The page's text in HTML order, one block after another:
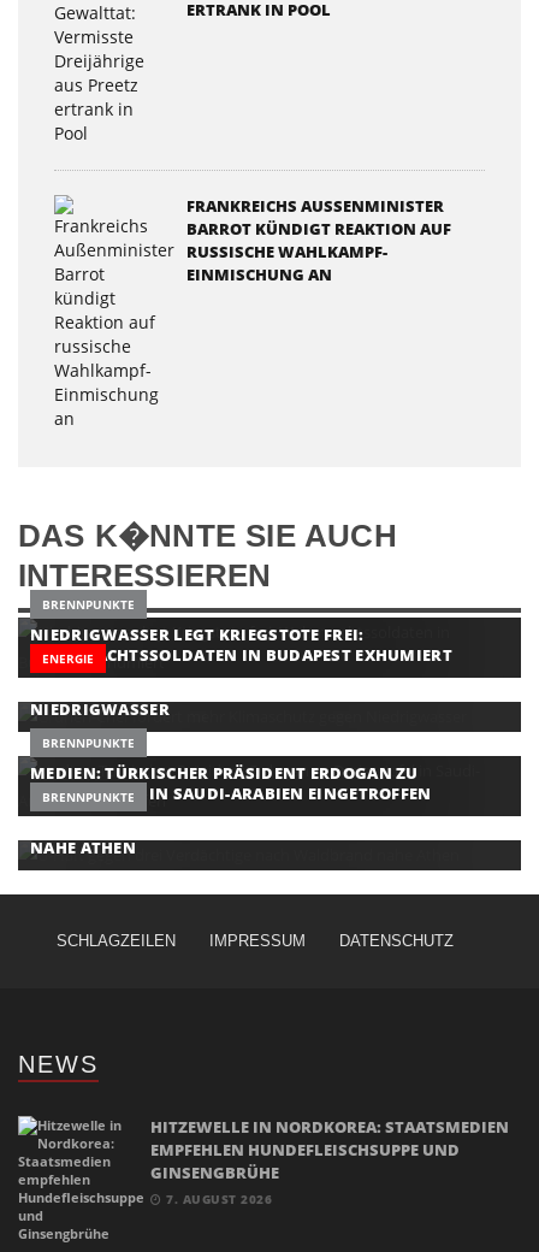
ERTRANK IN POOL
FRANKREICHS AUSSENMINISTER B
ARROT KÜNDIGT REAKTION AUF R
USSISCHE WAHLKAMPF-E
INMISCHUNG AN
DAS K�NNTE SIE AUCH
INTERESSIEREN
BRENNPUNKTE
NIEDRIGWASSER LEGT KRIEGSTOTE FREI:
WEHRMACHTSSOLDATEN IN BUDAPEST EXHUMIERT
ENERGIE
NIEDRIGWASSER
BRENNPUNKTE
MEDIEN: TÜRKISCHER PRÄSIDENT ERDOGAN ZU
DREIERGIPFEL IN SAUDI-ARABIEN EINGETROFFEN
BRENNPUNKTE
NAHE ATHEN
SCHLAGZEILEN IMPRESSUM DATENSCHUTZ
NEWS
HITZEWELLE IN NORDKOREA: STAATSMEDIEN
EMPFEHLEN HUNDEFLEISCHSUPPE UND
GINSENGBRÜHE
7. AUGUST 2026